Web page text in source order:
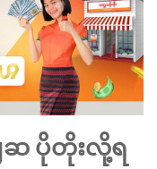
ဆ ပိုတိုးလို့ရ